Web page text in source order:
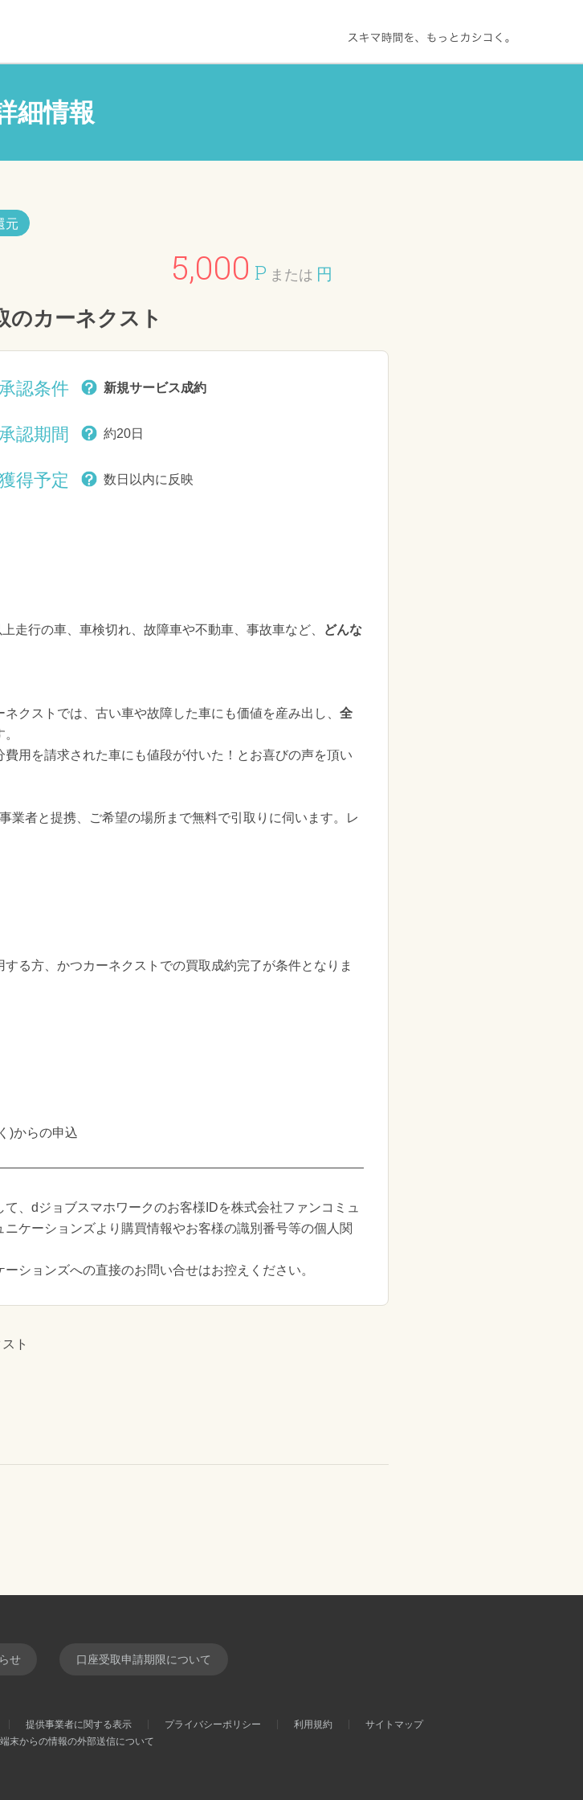
細情報
元
5,000 P または 円
のカーネクスト
認条件 新規サービス成約
認期間 約20日
得予定 数日以内に反映
走行の車、車検切れ、故障車や不動車、事故車など、
どんな
クストでは、古い車や故障した車にも価値を産み出し、 全
用を請求された車にも値段が付いた！とお喜びの声を頂い
業者と提携、ご希望の場所まで無料で引取りに伺います。レ
る方、かつカーネクストでの買取成約完了が条件となりま
)からの申込
、dジョブスマホワークのお客様IDを株式会社ファンコミュ
ケーションズより購買情報やお客様の識別番号等の個人関
ションズへの直接のお問い合せはお控えください。
ト
せ 口座受取申請期限について
提供事業者に関する表示 プライバシーポリシー 利用規約
サイトマップ
末からの情報の外部送信について